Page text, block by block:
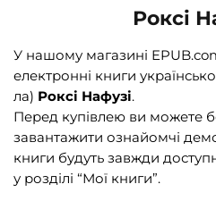
Книги для підлітків (240)
Навчальна література та
Енциклопедії, довідники,
Подарункові сертифікати (1)
Роксі
У нашому магазині
електронні книги
ла) Роксі Нафузі.
Перед купівлею ви можете
завантажити ознайомчі
книги будуть завжди
у розділі “Мої книги”.